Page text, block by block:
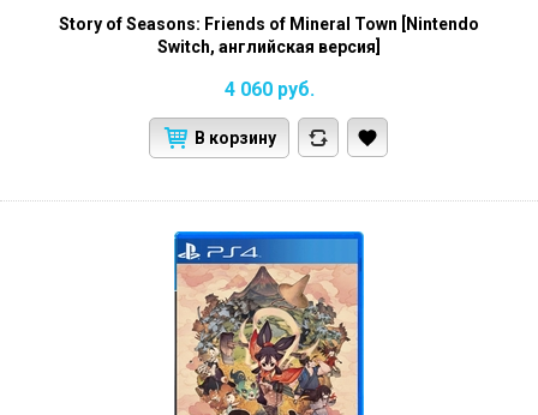
Story of Seasons: Friends of Mineral Town [Nintendo
Switch, английская версия]
4 060 руб.
В корзину